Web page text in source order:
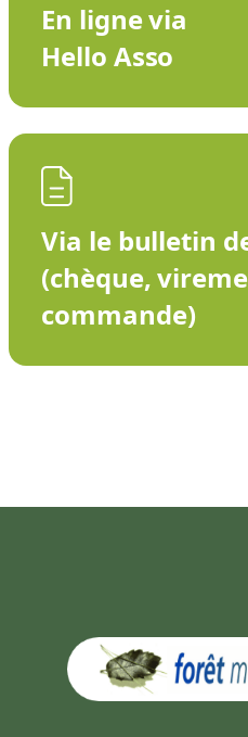
En ligne via
Hello Asso
Via le bulletin
(chèque,
commande)